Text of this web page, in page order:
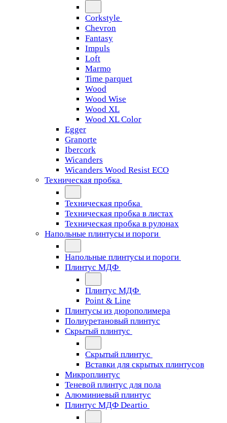
Corkstyle
Chevron
Fantasy
Impuls
Loft
Marmo
Time parquet
Wood
Wood Wise
Wood XL
Wood XL Color
Egger
Granorte
Ibercork
Wicanders
Wicanders Wood Resist ECO
Техническая пробка
Техническая пробка
Техническая пробка в листах
Техническая пробка в рулонах
Напольные плинтусы и пороги
Напольные плинтусы и пороги
Плинтус МДФ
Плинтус МДФ
Point & Line
Плинтусы из дюрополимера
Полиуретановый плинтус
Скрытый плинтус
Скрытый плинтус
Вставки для скрытых плинтусов
Микроплинтус
Теневой плинтус для пола
Алюминиевый плинтус
Плинтус МДФ Deartio